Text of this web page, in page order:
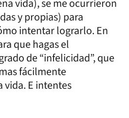
vida), se me ocurrieron
y propias) para
intentar lograrlo. En
que hagas el
de “infelicidad”, que
fácilmente
vida. E intentes